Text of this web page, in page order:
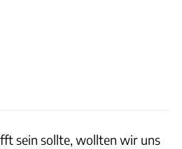
sein sollte, wollten wir uns